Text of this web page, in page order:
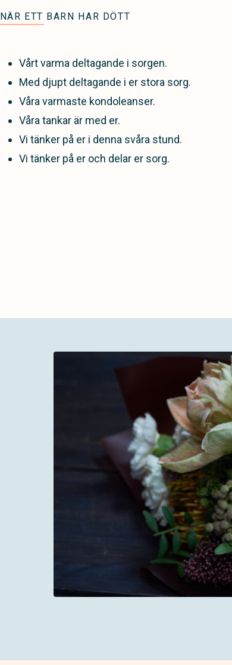
NÄR ETT BARN HAR DÖTT
Vårt varma deltagande i sorgen.
Med djupt deltagande i er stora sorg.
Våra varmaste kondoleanser.
Våra tankar är med er.
Vi tänker på er i denna svåra stund.
Vi tänker på er och delar er sorg.